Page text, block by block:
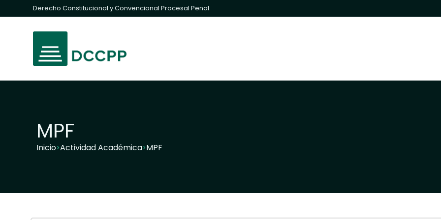
Derecho Constitucional y Convencional Procesal Penal
MPF
Inicio>Actividad Académica>MPF